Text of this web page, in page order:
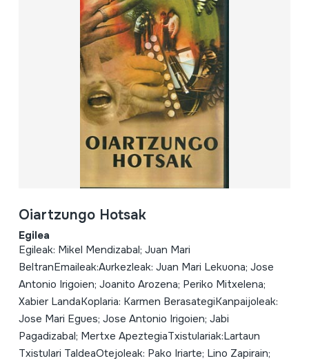
Oiartzungo Hotsak
Egilea
Egileak: Mikel Mendizabal; Juan Mari
BeltranEmaileak:Aurkezleak: Juan Mari Lekuona; Jose
Antonio Irigoien; Joanito Arozena; Periko Mitxelena;
Xabier LandaKoplaria: Karmen BerasategiKanpaijoleak:
Jose Mari Egues; Jose Antonio Irigoien; Jabi
Pagadizabal; Mertxe ApeztegiaTxistulariak:Lartaun
Txistulari TaldeaOtejoleak: Pako Iriarte; Lino Zapirain;